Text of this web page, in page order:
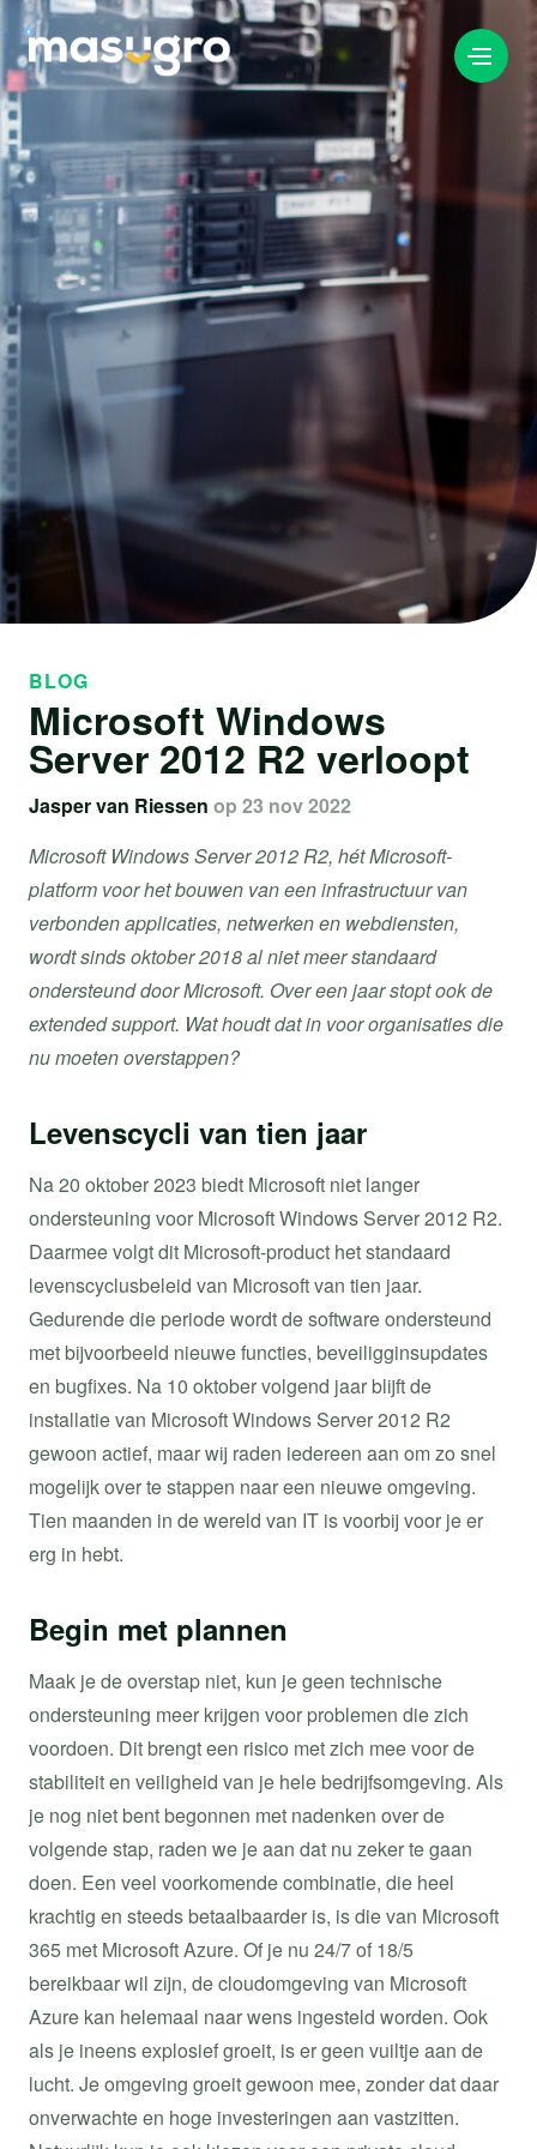
info@masugro.nl
088 040 8200
BLOG
Microsoft Windows
Server 2012 R2 verloopt
Jasper van Riessen op 23 nov 2022
Microsoft Windows Server 2012 R2, hét Microsoft-
platform voor het bouwen van een infrastructuur van
verbonden applicaties, netwerken en webdiensten,
wordt sinds oktober 2018 al niet meer standaard
ondersteund door Microsoft. Over een jaar stopt ook de
extended support. Wat houdt dat in voor organisaties die
nu moeten overstappen?
Levenscycli van tien jaar
Na 20 oktober 2023 biedt Microsoft niet langer
ondersteuning voor Microsoft Windows Server 2012 R2.
Daarmee volgt dit Microsoft-product het standaard
levenscyclusbeleid van Microsoft van tien jaar.
Gedurende die periode wordt de software ondersteund
met bijvoorbeeld nieuwe functies, beveiligginsupdates
en bugfixes. Na 10 oktober volgend jaar blijft de
installatie van Microsoft Windows Server 2012 R2
gewoon actief, maar wij raden iedereen aan om zo snel
mogelijk over te stappen naar een nieuwe omgeving.
Tien maanden in de wereld van IT is voorbij voor je er
erg in hebt.
Begin met plannen
Maak je de overstap niet, kun je geen technische
ondersteuning meer krijgen voor problemen die zich
voordoen. Dit brengt een risico met zich mee voor de
stabiliteit en veiligheid van je hele bedrijfsomgeving. Als
je nog niet bent begonnen met nadenken over de
volgende stap, raden we je aan dat nu zeker te gaan
doen. Een veel voorkomende combinatie, die heel
krachtig en steeds betaalbaarder is, is die van Microsoft
365 met Microsoft Azure. Of je nu 24/7 of 18/5
bereikbaar wil zijn, de cloudomgeving van Microsoft
Azure kan helemaal naar wens ingesteld worden. Ook
als je ineens explosief groeit, is er geen vuiltje aan de
lucht. Je omgeving groeit gewoon mee, zonder dat daar
onverwachte en hoge investeringen aan vastzitten.